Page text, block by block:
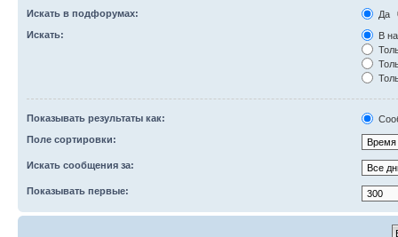
Искать в подфорумах:
Да
Искать:
В
Показывать результаты как:
Поле сортировки:
Искать сообщения за:
Показывать первые: